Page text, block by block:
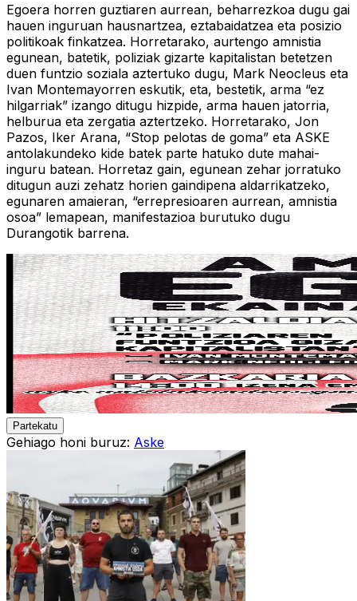
Egoera horren guztiaren aurrean, beharrezkoa dugu gai
hauen inguruan hausnartzea, eztabaidatzea eta posizio
politikoak finkatzea. Horretarako, aurtengo amnistia
egunean, batetik, poliziak gizarte kapitalistan betetzen
duen funtzio soziala aztertuko dugu, Mark Neocleus eta
Ivan Montemayorren eskutik, eta, bestetik, arma “ez
hilgarriak” izango ditugu hizpide, arma hauen jatorria,
helburua eta zergatia aztertzeko. Horretarako, Jon
Pazos, Iker Arana, “Stop pelotas de goma” eta ASKE
antolakundeko kide batek parte hatuko dute mahai-
inguru batean. Horretaz gain, egunean zehar jorratuko
ditugun auzi zehatz horien gaindipena aldarrikatzeko,
egunaren amaieran, “errepresioaren aurrean, amnistia
osoa” lemapean, manifestazioa burutuko dugu
Durangotik barrena.
Partekatu
Gehiago honi buruz: Aske